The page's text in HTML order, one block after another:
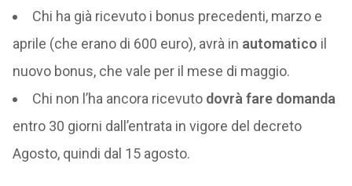
Chi ha già ricevuto i bonus precedenti, marzo e
aprile (che erano di 600 euro), avrà in automatico il
nuovo bonus, che vale per il mese di maggio.
Chi non l’ha ancora ricevuto dovrà fare domanda
entro 30 giorni dall’entrata in vigore del decreto
Agosto, quindi dal 15 agosto.